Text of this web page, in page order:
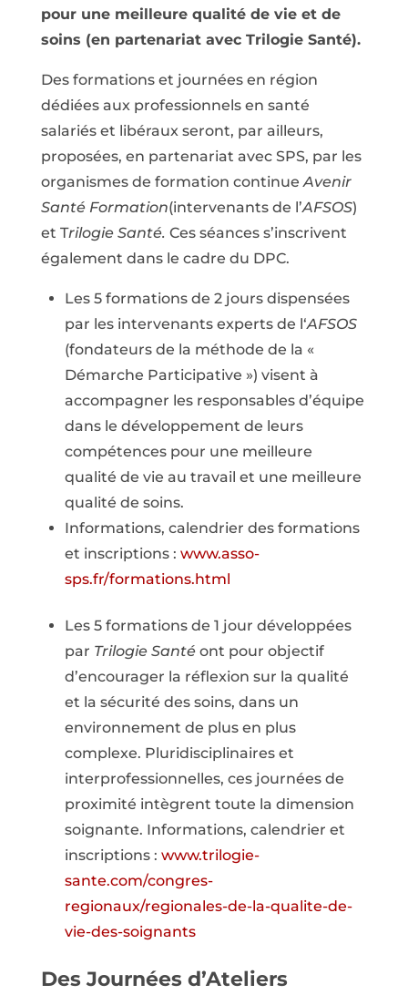
pour une meilleure qualité de vie et de
soins (en partenariat avec Trilogie Santé).
Des formations et journées en région
dédiées aux professionnels en santé
salariés et libéraux seront, par ailleurs,
proposées, en partenariat avec SPS, par les
organismes de formation continueAvenir
Santé Formation(intervenants de l’AFSOS)
et Trilogie Santé. Ces séances s’inscrivent
également dans le cadre du DPC.
Les 5 formations de 2 jours dispensées
par les intervenants experts de l‘AFSOS
(fondateurs de la méthode de la «
Démarche Participative ») visent à
accompagner les responsables d’équipe
dans le développement de leurs
compétences pour une meilleure
qualité de vie au travail et une meilleure
qualité de soins.
Informations, calendrier des formations
et inscriptions : www.asso-
sps.fr/formations.html
Les 5 formations de 1 jour développées
par Trilogie Santéont pour objectif
d’encourager la réflexion sur la qualité
et la sécurité des soins, dans un
environnement de plus en plus
complexe. Pluridisciplinaires et
interprofessionnelles, ces journées de
proximité intègrent toute la dimension
soignante. Informations, calendrier et
inscriptions : www.trilogie-
sante.com/congres-
regionaux/regionales-de-la-qualite-de-
vie-des-soignants
Des Journées d’Ateliers